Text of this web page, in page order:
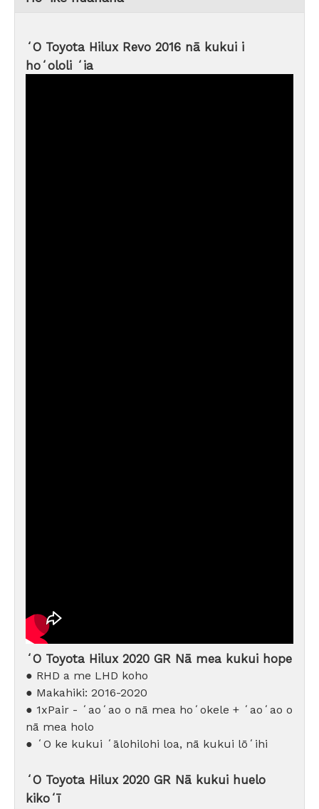
ʻO Toyota Hilux Revo 2016 nā kukui i
hoʻololi ʻia
ʻO Toyota Hilux 2020 GR Nā mea kukui hope
● RHD a me LHD koho
● Makahiki: 2016-2020
● 1xPair - ʻaoʻao o nā mea hoʻokele + ʻaoʻao o
nā mea holo
● ʻO ke kukui ʻālohilohi loa, nā kukui lōʻihi
ʻO Toyota Hilux 2020 GR Nā kukui huelo
kikoʻī